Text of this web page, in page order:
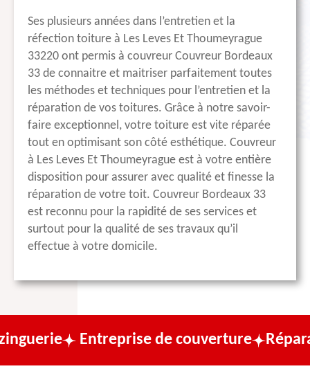
Ses plusieurs années dans l’entretien et la
réfection toiture à Les Leves Et Thoumeyrague
33220 ont permis à couvreur Couvreur Bordeaux
33 de connaitre et maitriser parfaitement toutes
les méthodes et techniques pour l’entretien et la
réparation de vos toitures. Grâce à notre savoir-
faire exceptionnel, votre toiture est vite réparée
tout en optimisant son côté esthétique. Couvreur
à Les Leves Et Thoumeyrague est à votre entière
disposition pour assurer avec qualité et finesse la
réparation de votre toit. Couvreur Bordeaux 33
est reconnu pour la rapidité de ses services et
surtout pour la qualité de ses travaux qu’il
effectue à votre domicile.
Entreprise de couverture Réparation de